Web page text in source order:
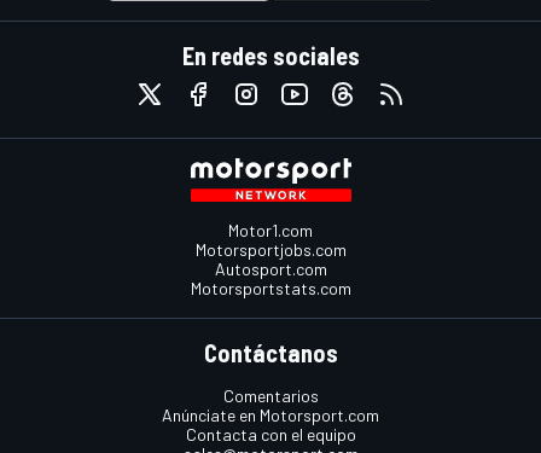
En redes sociales
Motor1.com
Motorsportjobs.com
Autosport.com
Motorsportstats.com
Contáctanos
Comentarios
Anúnciate en Motorsport.com
Contacta con el equipo